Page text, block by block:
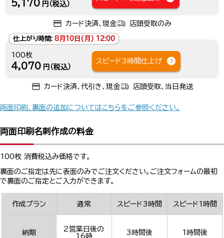
5,170 円（税込）
カード決済、現金 店頭受取のみ
仕上がり時間: 8月10日(月) 12:00
100枚
4,070 円（税込）
スピード3時間仕上げ
カード決済、代引き、現金 店頭受取、当日発送
両面印刷、裏面の追加についてはこちらをご参照ください。
両面印刷名刺作成の料金
100枚 消費税込み価格です。
裏面のご指定は先に表面のみでご注文ください。ご注文フォームの最初
で裏面のご指定とご入力ができます。
作成プラン 通常 スピード3時間 スピード1時間
納期
2営業日後の
16時
3時間後 1時間後